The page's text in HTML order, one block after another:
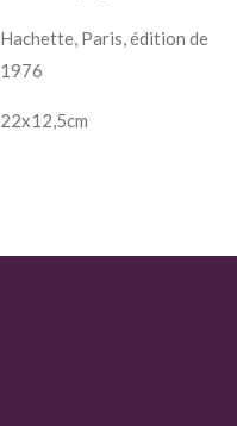
Hachette, Paris, édition de
1976
22x12,5cm